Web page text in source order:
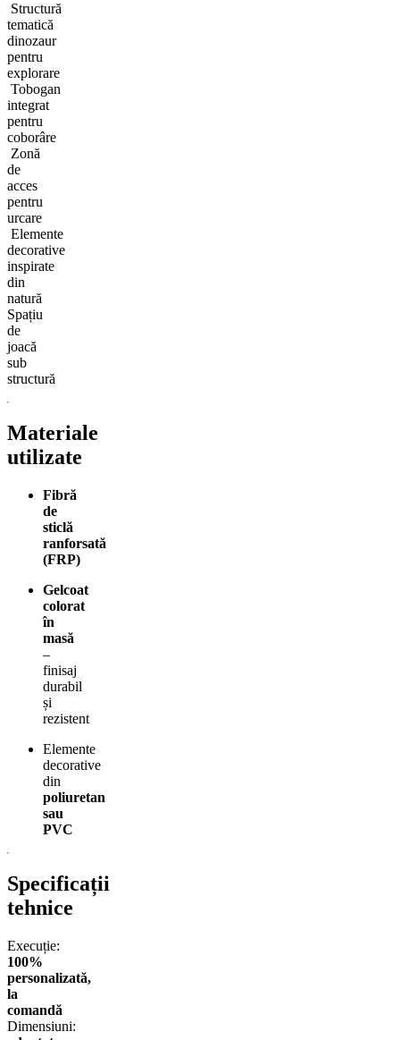
Structură
tematică
dinozaur
pentru
explorare
Tobogan
integrat
pentru
coborâre
Zonă
de
acces
pentru
urcare
Elemente
decorative
inspirate
din
natură
Spațiu
de
joacă
sub
structură
Materiale
utilizate
Fibră
de
sticlă
ranforsată
(FRP)
Gelcoat
colorat
în
masă
–
finisaj
durabil
și
rezistent
Elemente
decorative
din
poliuretan
sau
PVC
Specificații
tehnice
Execuție:
100%
personalizată,
la
comandă
Dimensiuni: